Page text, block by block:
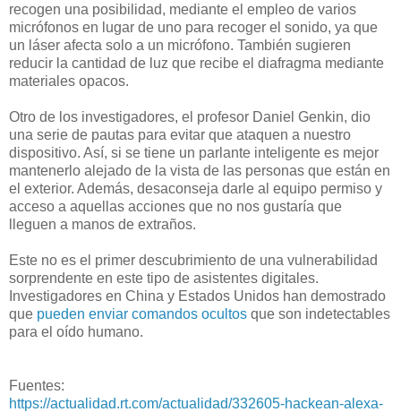
recogen una posibilidad, mediante el empleo de varios
micrófonos en lugar de uno para recoger el sonido, ya que
un láser afecta solo a un micrófono. También sugieren
reducir la cantidad de luz que recibe el diafragma mediante
materiales opacos.
Otro de los investigadores, el profesor Daniel Genkin, dio
una serie de pautas para evitar que ataquen a nuestro
dispositivo. Así, si se tiene un parlante inteligente es mejor
mantenerlo alejado de la vista de las personas que están en
el exterior. Además, desaconseja darle al equipo permiso y
acceso a aquellas acciones que no nos gustaría que
lleguen a manos de extraños.
Este no es el primer descubrimiento de una vulnerabilidad
sorprendente en este tipo de asistentes digitales.
Investigadores en China y Estados Unidos han demostrado
que pueden enviar comandos ocultos que son indetectables
para el oído humano.
Fuentes:
https://actualidad.rt.com/actualidad/332605-hackean-alexa-